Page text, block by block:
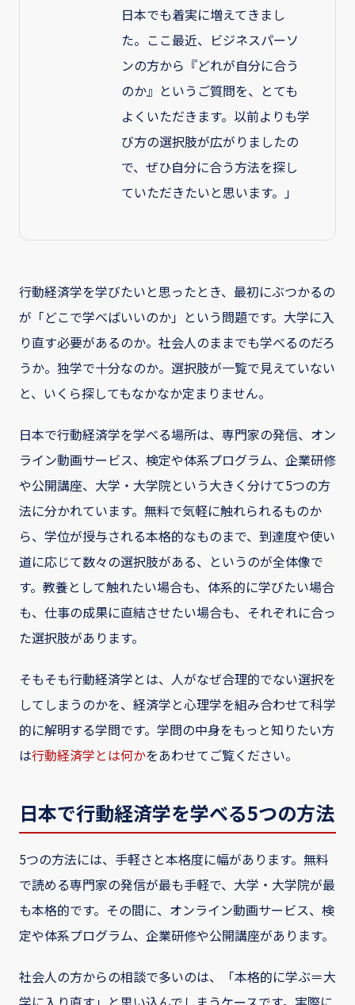
日本でも着実に増えてきまし
た。ここ最近、ビジネスパーソ
ンの方から『どれが自分に合う
のか』というご質問を、とても
よくいただきます。以前よりも学
び方の選択肢が広がりましたの
で、ぜひ自分に合う方法を探し
ていただきたいと思います。」
行動経済学を学びたいと思ったとき、最初にぶつかるの
が「どこで学べばいいのか」という問題です。大学に入
り直す必要があるのか。社会人のままでも学べるのだろ
うか。独学で十分なのか。選択肢が一覧で見えていない
と、いくら探してもなかなか定まりません。
日本で行動経済学を学べる場所は、専門家の発信、オン
ライン動画サービス、検定や体系プログラム、企業研修
や公開講座、大学・大学院という大きく分けて5つの方
法に分かれています。無料で気軽に触れられるものか
ら、学位が授与される本格的なものまで、到達度や使い
道に応じて数々の選択肢がある、というのが全体像で
す。教養として触れたい場合も、体系的に学びたい場合
も、仕事の成果に直結させたい場合も、それぞれに合っ
た選択肢があります。
そもそも行動経済学とは、人がなぜ合理的でない選択を
してしまうのかを、経済学と心理学を組み合わせて科学
的に解明する学問です。学問の中身をもっと知りたい方
は行動経済学とは何かをあわせてご覧ください。
日本で行動経済学を学べる5つの方法
5つの方法には、手軽さと本格度に幅があります。無料
で読める専門家の発信が最も手軽で、大学・大学院が最
も本格的です。その間に、オンライン動画サービス、検
定や体系プログラム、企業研修や公開講座があります。
社会人の方からの相談で多いのは、「本格的に学ぶ＝大